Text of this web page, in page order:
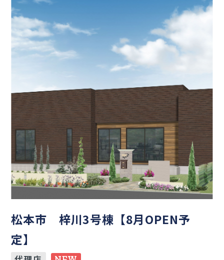
松本市 梓川3号棟【8月OPEN予
定】